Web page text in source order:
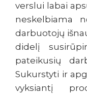
verslui labai
neskelbiama
darbuotojų
didelį
pateikusių
Sukurstyti ir
vyksiantį